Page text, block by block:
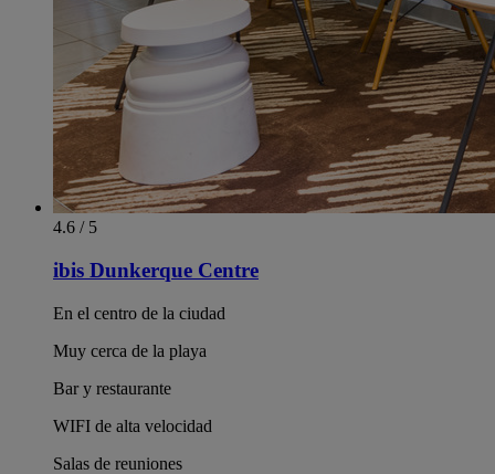
4.6 / 5
ibis Dunkerque Centre
En el centro de la ciudad
Muy cerca de la playa
Bar y restaurante
WIFI de alta velocidad
Salas de reuniones